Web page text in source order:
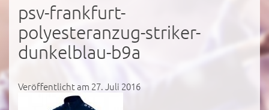
psv-frankfurt-
polyesteranzug-striker-
dunkelblau-b9a
Veröffentlicht am 27. Juli 2016